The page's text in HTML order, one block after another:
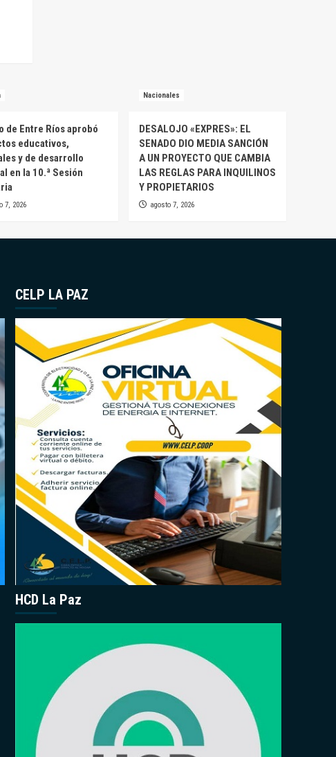
de Entre Ríos aprobó
educativos,
y de desarrollo
en la 10.ª Sesión
7, 2026
Nacionales
DESALOJO «EXPRES»: EL
SENADO DIO MEDIA SANCIÓN
A UN PROYECTO QUE CAMBIA
LAS REGLAS PARA INQUILINOS
Y PROPIETARIOS
agosto 7, 2026
CELP LA PAZ
HCD La Paz